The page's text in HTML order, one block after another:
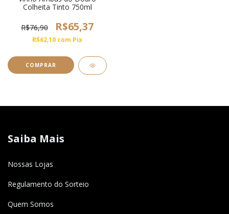
Colheita Tinto 750ml
R$76,90 R$65,37
R$62,10 com Pix
Saiba Mais
Nossas Lojas
Regulamento do Sorteio
Quem Somos